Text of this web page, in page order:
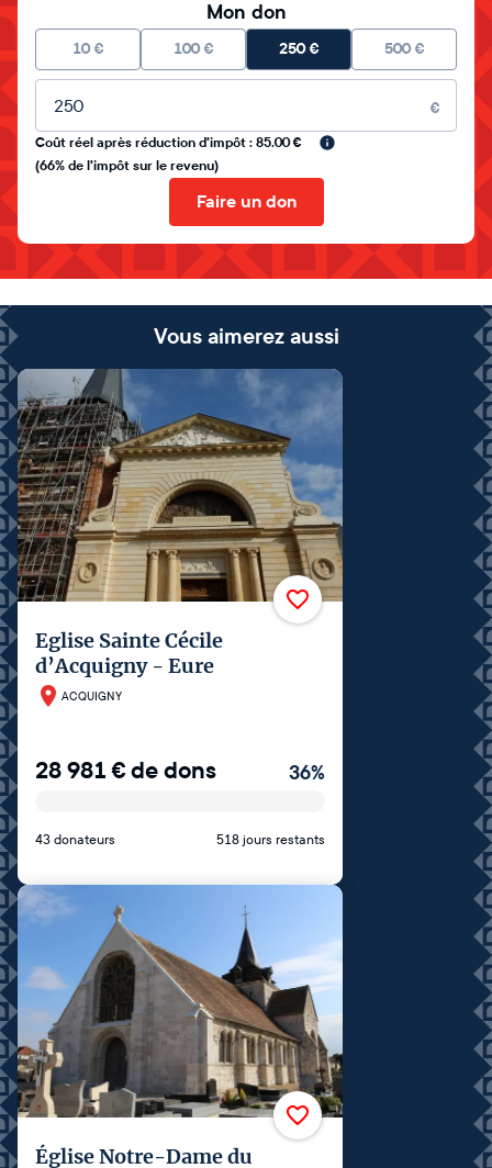
Mon don
10 € 100 € 250€ 500 €
Montant libre
€
Coût réel après réduction d'impôt : 85.00 €
(66% de l'impôt sur le revenu)
Faire un don
Vous aimerez aussi
Eglise Sainte Cécile
d’Acquigny - Eure
ACQUIGNY
28 981€de dons 36%
43 donateurs 518 jours restants
Église Notre-Dame du